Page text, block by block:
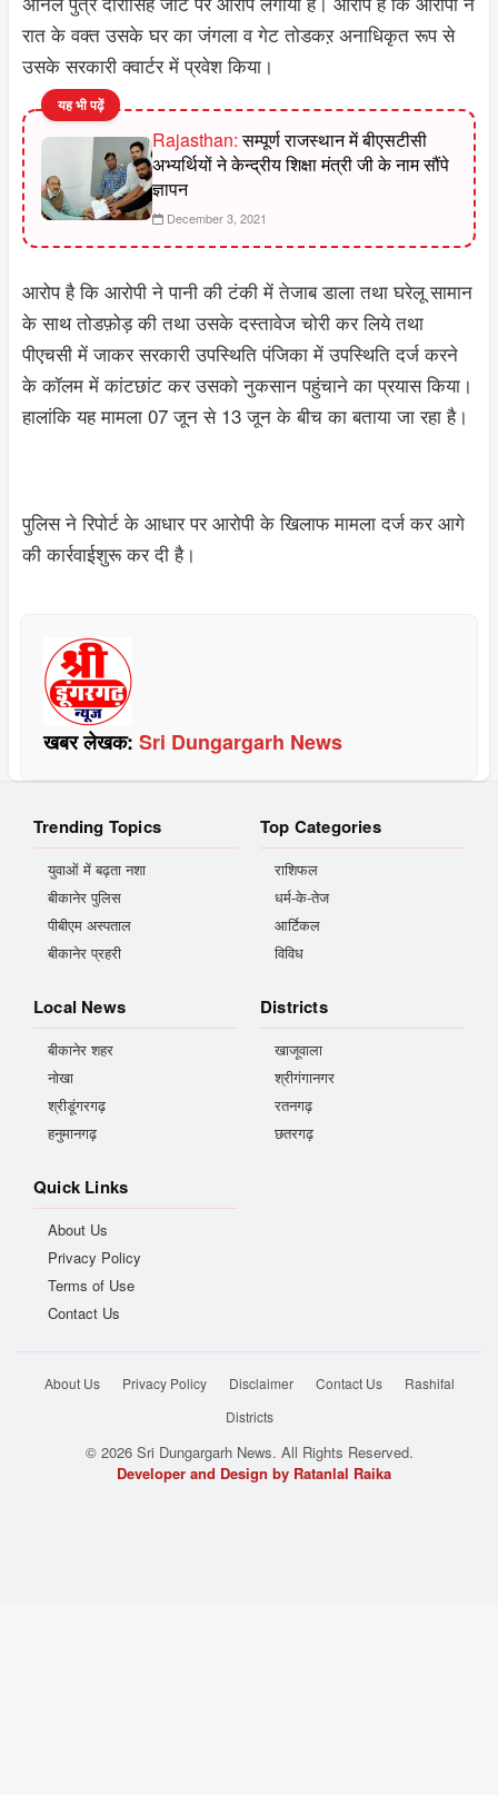
रात के वक्त उसके घर का जंगला व गेट तोडकऱ अनाधिकृत रूप से
उसके सरकारी क्वार्टर में प्रवेश किया।
यह भी पढ़ें
Rajasthan:सम्पूर्ण राजस्थान में बीएसटीसी
अभ्यर्थियों ने केन्द्रीय शिक्षा मंत्री जी के नाम सौंपे
ज्ञापन
December 3, 2021
आरोप है कि आरोपी ने पानी की टंकी में तेजाब डाला तथा घरेलू सामान
के साथ तोडफ़ोड़ की तथा उसके दस्तावेज चोरी कर लिये तथा
पीएचसी में जाकर सरकारी उपस्थिति पंजिका में उपस्थिति दर्ज करने
के कॉलम में कांटछांट कर उसको नुकसान पहुंचाने का प्रयास किया।
हालांकि यह मामला 07 जून से 13 जून के बीच का बताया जा रहा है।
पुलिस ने रिपोर्ट के आधार पर आरोपी के खिलाफ मामला दर्ज कर आगे
की कार्रवाईशुरू कर दी है।
खबर लेखक: Sri Dungargarh News
Trending Topics
युवाओं में बढ़ता नशा
बीकानेर पुलिस
पीबीएम अस्पताल
बीकानेर प्रहरी
Top Categories
राशिफल
धर्म-के-तेज
आर्टिकल
विविध
Local News
बीकानेर शहर
नोखा
श्रीडूंगरगढ़
हनुमानगढ़
Districts
खाजूवाला
श्रीगंगानगर
रतनगढ़
छतरगढ़
Quick Links
About Us
Privacy Policy
Terms of Use
Contact Us
About Us Privacy Policy Disclaimer Contact Us
Rashifal
Districts
© 2026 Sri Dungargarh News. All Rights Reserved.
Developer and Design by Ratanlal Raika